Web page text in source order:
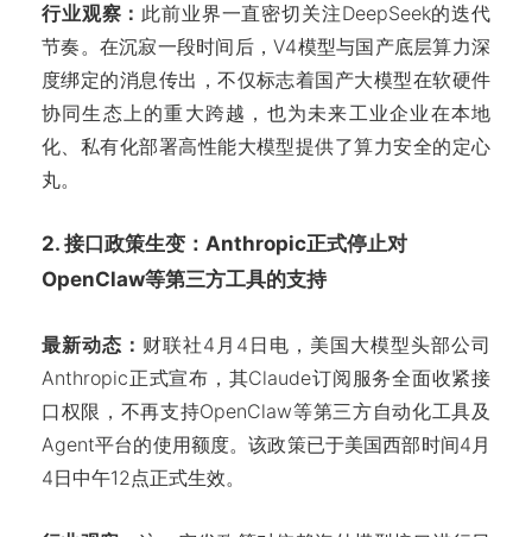
行业观察： 此前业界一直密切关注DeepSeek的迭代
节奏。在沉寂一段时间后，V4模型与国产底层算力深
度绑定的消息传出，不仅标志着国产大模型在软硬件
协同生态上的重大跨越，也为未来工业企业在本地
化、私有化部署高性能大模型提供了算力安全的定心
丸。
2. 接口政策生变：Anthropic正式停止对
OpenClaw等第三方工具的支持
最新动态： 财联社4月4日电，美国大模型头部公司
Anthropic正式宣布，其Claude订阅服务全面收紧接
口权限，不再支持OpenClaw等第三方自动化工具及
Agent平台的使用额度。该政策已于美国西部时间4月
4日中午12点正式生效。